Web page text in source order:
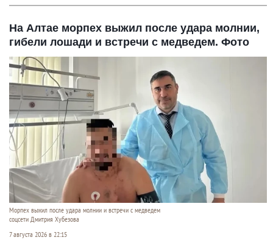
На Алтае морпех выжил после удара молнии,
гибели лошади и встречи с медведем. Фото
Морпех выжил после удара молнии и встречи с медведем
соцсети Дмитрия Хубезова
7 августа 2026 в 22:15